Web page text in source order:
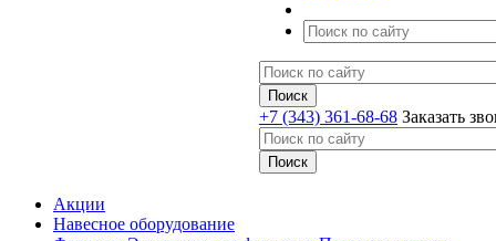
+7 (343) 361-68-68 Заказать
Акции
Навесное оборудование